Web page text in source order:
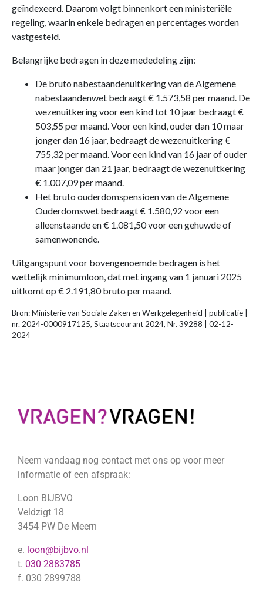
geïndexeerd. Daarom volgt binnenkort een ministeriële
regeling, waarin enkele bedragen en percentages worden
vastgesteld.
Belangrijke bedragen in deze mededeling zijn:
De bruto nabestaandenuitkering van de Algemene
nabestaandenwet bedraagt € 1.573,58 per maand. De
wezenuitkering voor een kind tot 10 jaar bedraagt €
503,55 per maand. Voor een kind, ouder dan 10 maar
jonger dan 16 jaar, bedraagt de wezenuitkering €
755,32 per maand. Voor een kind van 16 jaar of ouder
maar jonger dan 21 jaar, bedraagt de wezenuitkering
€ 1.007,09 per maand.
Het bruto ouderdomspensioen van de Algemene
Ouderdomswet bedraagt € 1.580,92 voor een
alleenstaande en € 1.081,50 voor een gehuwde of
samenwonende.
Uitgangspunt voor bovengenoemde bedragen is het
wettelijk minimumloon, dat met ingang van 1 januari 2025
uitkomt op € 2.191,80 bruto per maand.
Bron: Ministerie van Sociale Zaken en Werkgelegenheid | publicatie |
nr. 2024-0000917125, Staatscourant 2024, Nr. 39288 | 02-12-
2024
Neem vandaag nog contact met ons op voor meer
informatie of een afspraak:
Loon BIJBVO
Veldzigt 18
3454 PW De Meern
e. loon@bijbvo.nl
t. 030 2883785
f. 030 2899788